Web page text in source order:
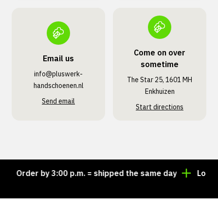
Email us
info@pluswerk­
handschoenen.nl
Send email
Come on over
sometime
The Star 25, 1601 MH
Enkhuizen
Start directions
Order by 3:00 p.m. = shipped the same day Looking